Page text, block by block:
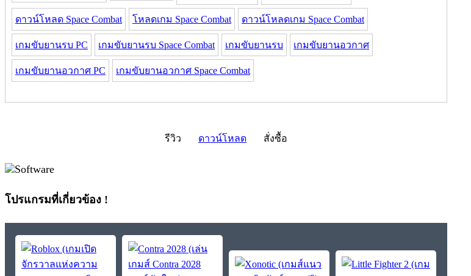
ดาวน์โหลด Space Combat โหลดเกม Space Combat ดาวน์โหลดเกม Space Combat
เกมขับยานรบ PC เกมขับยานรบ Space Combat เกมขับยานรบ เกมขับยานอวกาศ
เกมขับยานอวกาศ PC เกมขับยานอวกาศ Space Combat
รีวิว ดาวน์โหลด สั่งซื้อ
โปรแกรมที่เกี่ยวข้อง !